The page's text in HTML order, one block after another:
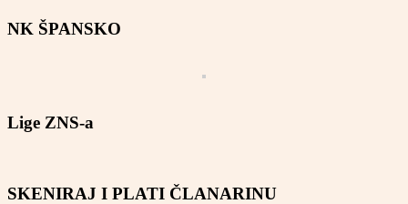
NK ŠPANSKO
Lige ZNS-a
SKENIRAJ I PLATI ČLANARINU